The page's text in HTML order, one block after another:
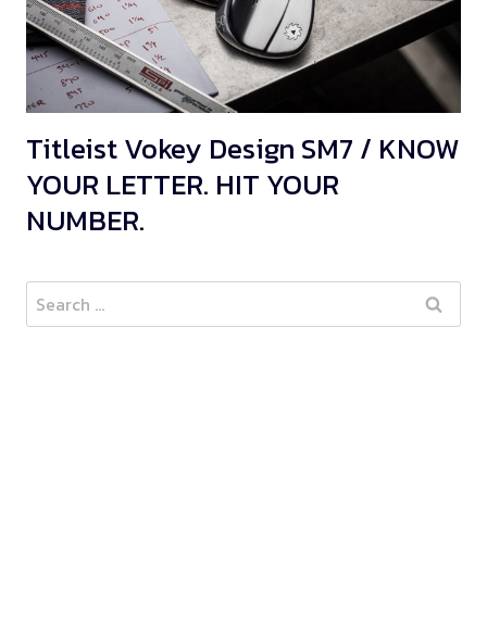
Titleist Vokey Design SM7 / KNOW
YOUR LETTER. HIT YOUR
NUMBER.
Search
for: